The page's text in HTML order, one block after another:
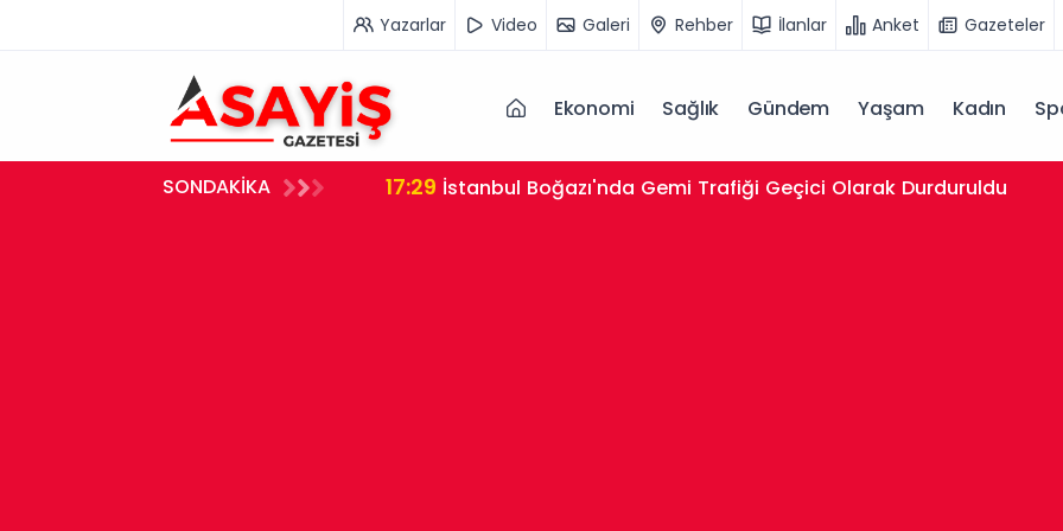
Yazarlar Video Galeri Rehber İlanlar Anket Gazeteler
Ekonomi Sağlık Gündem Yaşam Kadın
SONDAKİKA 17:29 İstanbul Boğazı'nda Gemi Trafiği Geçici Olarak Durduruldu